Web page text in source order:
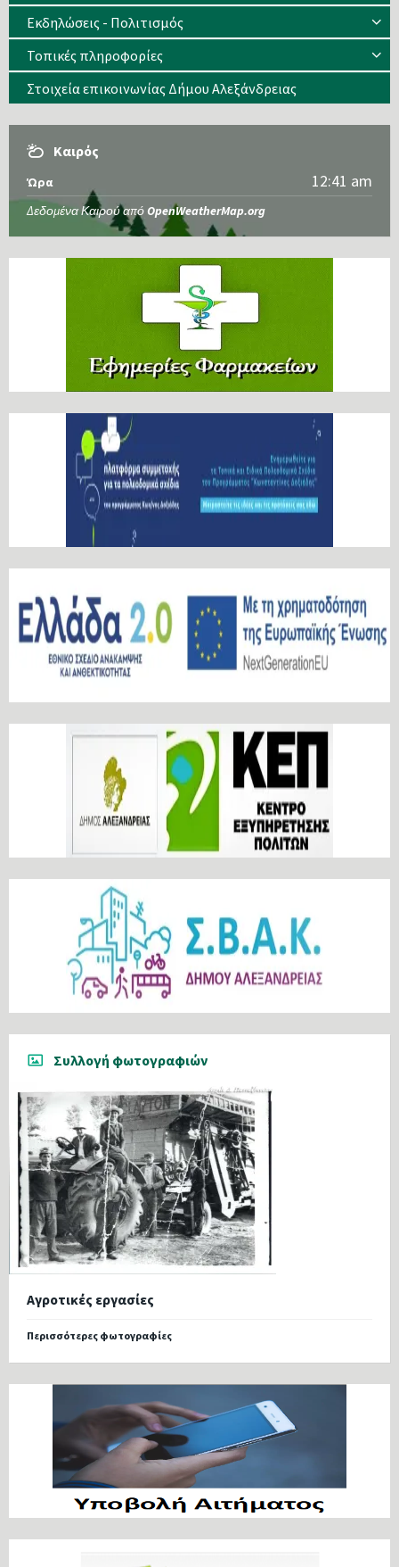
Εκδηλώσεις - Πολιτισμός
Τοπικές πληροφορίες
Στοιχεία επικοινωνίας Δήμου Αλεξάνδρειας
Καιρός
Ώρα 12:41 am
Δεδομένα Καιρού από OpenWeatherMap.org
Συλλογή φωτογραφιών
Αγροτικές εργασίες
Περισσότερες φωτογραφίες